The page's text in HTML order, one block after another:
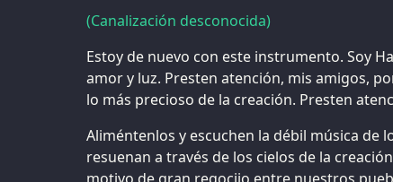
(Canalización desconocida)
Estoy de nuevo con este instrumento. Soy
amor y luz. Presten atención, mis amigos,
lo más precioso de la creación. Presten
Aliméntenlos y escuchen la débil música de
resuenan a través de los cielos de la